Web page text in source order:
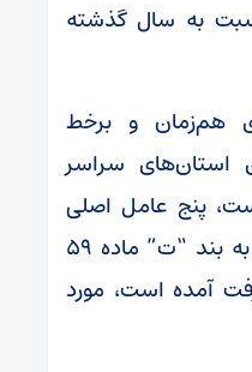
در نوروز ۱۴۰۴ نسبت به سال گذشته
هم‌زمان و برخط
استان‌های سراسر
پنج عامل اصلی
ایمنی که در سند مربوط به بند “ت” ماده ۵۹
آمده است، مورد